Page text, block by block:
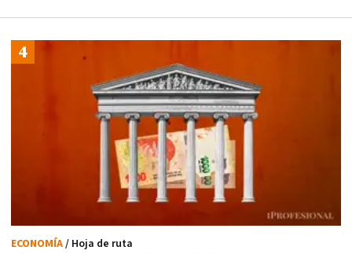
ECONOMÍA/ Hoja de ruta